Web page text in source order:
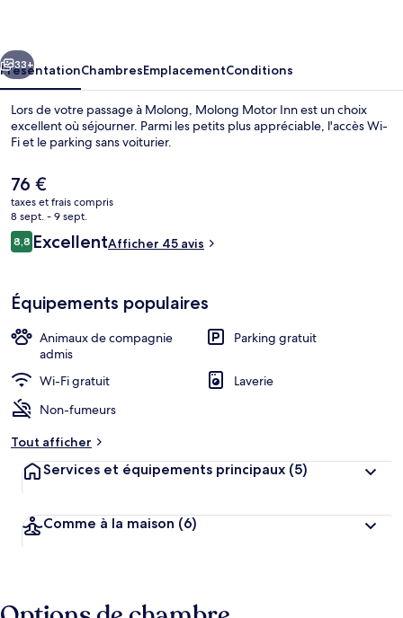
Suivant
33+
PrésentationChambresEmplacementConditions
Lors de votre passage à Molong, Molong Motor Inn est un choix
excellent où séjourner. Parmi les petits plus appréciable, l'accès Wi-
Fi et le parking sans voiturier.
Le
prix
actuel
est
de
76 €
taxes et frais compris
8 sept. - 9 sept.
Avis
voyageurs
8,88,8 sur 10
ExcellentAfficher 45 avis
Équipements populaires
Animaux de compagnie
admis
Parking gratuit
Wi-Fi gratuit
Laverie
Non-fumeurs
Tout afficher
Services et équipements principaux (5)
Comme à la maison (6)